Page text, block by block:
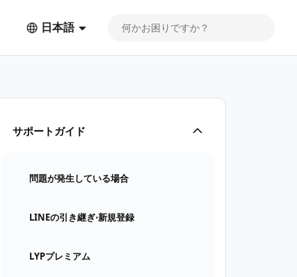
日本語
サポートガイド
問題が発生している場合
LINEの引き継ぎ⋅新規登録
LYPプレミアム